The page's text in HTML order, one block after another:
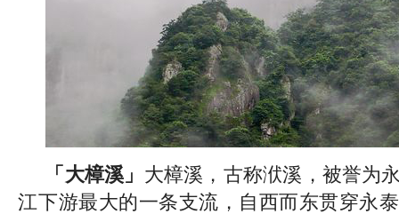
「大樟溪」 大樟溪，古称洑溪，被誉为
江下游最大的一条支流，自西而东贯穿永